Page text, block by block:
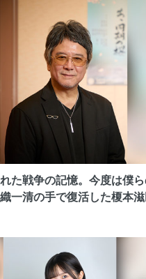
た戦争の記憶。今度は僕
一清の手で復活した榎本